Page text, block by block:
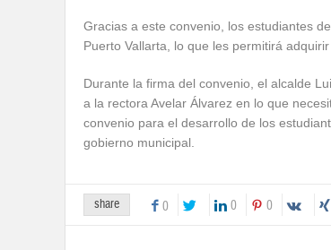
Gracias a este convenio, los estudiantes
Puerto Vallarta, lo que les permitirá
Durante la firma del convenio, el alcalde
a la rectora Avelar Álvarez en lo que
convenio para el desarrollo de los
gobierno municipal.
share 0 0 0